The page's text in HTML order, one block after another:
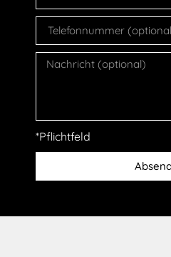
*Pflichtfeld